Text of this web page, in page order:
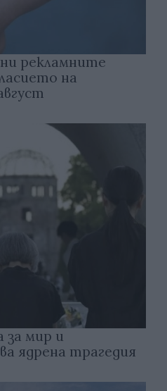
рекламните
на
за мир и
ядрена трагедия